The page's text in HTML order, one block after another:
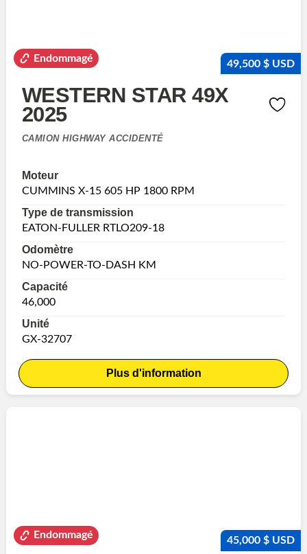
Endommagé 49,500 $ USD
WESTERN STAR 49X
2025
CAMION HIGHWAY ACCIDENTÉ
Moteur
CUMMINS X-15 605 HP 1800 RPM
Type de transmission
EATON-FULLER RTLO209-18
Odomètre
NO-POWER-TO-DASH KM
Capacité
46,000
Unité
GX-32707
Plus d'information
Endommagé 45,000 $ USD